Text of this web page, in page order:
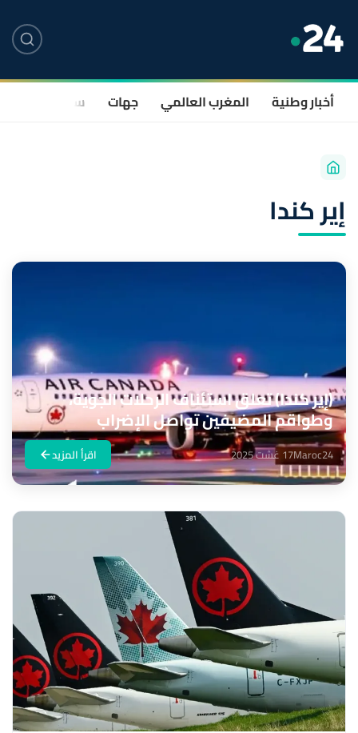
أخبار وطنية المغرب العالمي جهات سياسة
إير كندا
(إير كندا) تعلق استئناف الرحلات الجوية،
وطواقم المضيفين تواصل الإضراب
Maroc2417 غشت 2025 اقرأ المزيد